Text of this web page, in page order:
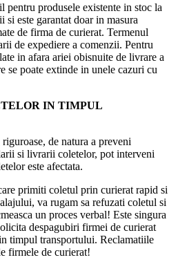
pentru produsele existente in stoc la
este garantat doar in masura
de firma de curierat. Termenul
de expediere a comenzii. Pentru
in afara ariei obisnuite de livrare a
poate extinde in unele cazuri cu
IN TIMPUL
de natura a preveni
si livrarii coletelor, pot interveni
este afectata.
primiti coletul prin curierat rapid si
va rugam sa refuzati coletul si
un proces verbal! Este singura
despagubiri firmei de curierat
timpul transportului. Reclamatiile
firmele de curierat!​